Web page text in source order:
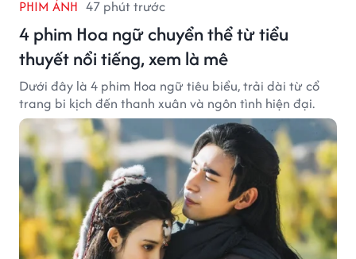
PHIM ẢNH 47 phút trước
4 phim Hoa ngữ chuyển thể từ tiểu
thuyết nổi tiếng, xem là mê
Dưới đây là 4 phim Hoa ngữ tiêu biểu, trải dài từ cổ
trang bi kịch đến thanh xuân và ngôn tình hiện đại.